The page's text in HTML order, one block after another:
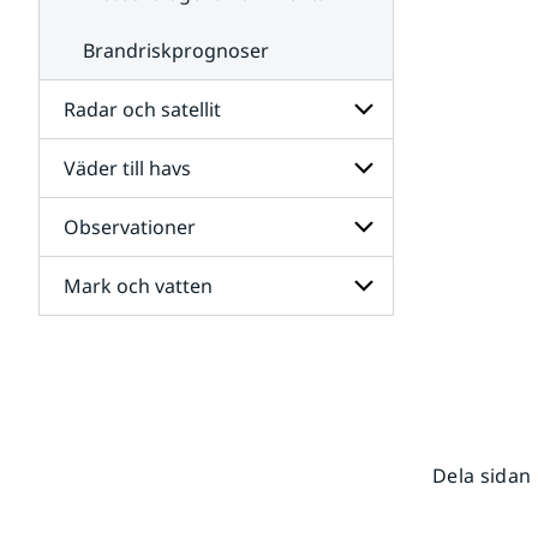
Brandriskprognoser
Radar och satellit
Undersidor
för
Radar
och
satellit
Väder till havs
Undersidor
för
Väder
till
havs
Observationer
Undersidor
för
Mark och vatten
Dela sidan